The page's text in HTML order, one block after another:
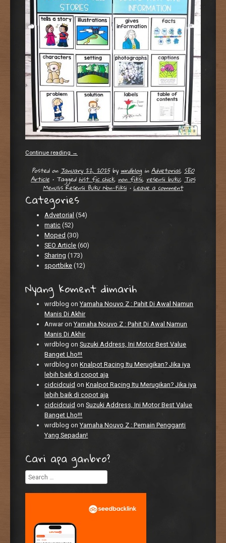
Continue reading →
Posted on January 22, 2025by wrdblog inAdvetorial, SEO
Article • Taggedhist fic chick, non fiksi, resensi buku, Tips
Menulis Resensi Buku Non-Fiksi • Leave a comment
Categories
Advetorial (54)
matic (52)
Moped (30)
SEO Article (60)
Sharing (173)
sportbike (12)
Nyang koment dimarih
wrdblog onYamaha Nouvo Z : Pahit Di Awal Namun
Manis Di Akhir
Anwar onYamaha Nouvo Z : Pahit Di Awal Namun
Manis Di Akhir
wrdblog onSuzuki Address, Ini Motor Best Value
Banget Lho!!!
wrdblog onKnalpot Racing Itu Merugikan? Jika iya
lebih baik di copot aja
cidcidcuid onKnalpot Racing Itu Merugikan? Jika iya
lebih baik di copot aja
cidcidcuid onSuzuki Address, Ini Motor Best Value
Banget Lho!!!
wrdblog onYamaha Nouvo Z : Pemain Pengganti
Yang Sepadan!
Cari apa ganbro?
Search